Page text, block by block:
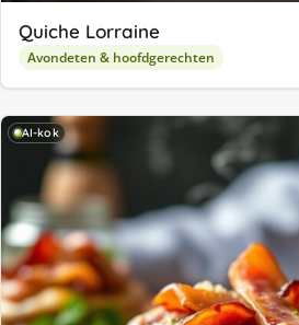
Quiche Lorraine
Avondeten & hoofdgerechten
AI-kok